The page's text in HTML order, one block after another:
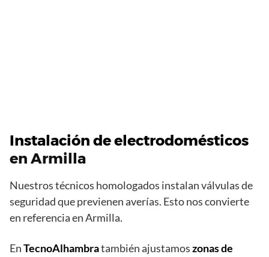
Instalación de electrodomésticos
en Armilla
Nuestros técnicos homologados instalan válvulas de
seguridad que previenen averías. Esto nos convierte
en referencia en Armilla.
EnTecnoAlhambratambién ajustamoszonas de